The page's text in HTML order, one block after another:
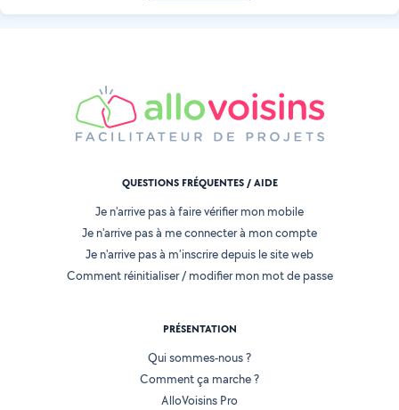
QUESTIONS FRÉQUENTES / AIDE
Je n'arrive pas à faire vérifier mon mobile
Je n'arrive pas à me connecter à mon compte
Je n'arrive pas à m'inscrire depuis le site web
Comment réinitialiser / modifier mon mot de passe
PRÉSENTATION
Qui sommes-nous ?
Comment ça marche ?
AlloVoisins Pro